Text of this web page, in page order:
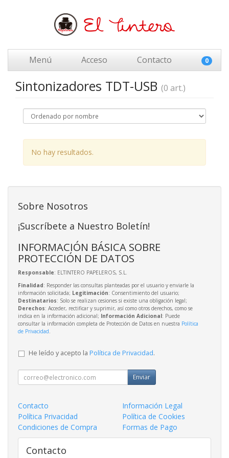
Menú Acceso Contacto 0
Sintonizadores TDT-USB (0 art.)
No hay resultados.
Sobre Nosotros
¡Suscríbete a Nuestro Boletín!
INFORMACIÓN BÁSICA SOBRE
PROTECCIÓN DE DATOS
Responsable: ELTINTERO PAPELEROS, S.L.
Finalidad: Responder las consultas planteadas por el usuario y enviarle la
información solicitada; Legitimación: Consentimiento del usuario;
Destinatarios: Solo se realizan cesiones si existe una obligación legal;
Derechos: Acceder, rectificar y suprimir, así como otros derechos, como se
indica en la información adicional; Información Adicional: Puede
consultar la información completa de Protección de Datos en nuestra Política
de Privacidad.
He leído y acepto la Política de Privacidad.
Enviar
Contacto
Información Legal
Política Privacidad
Política de Cookies
Condiciones de Compra
Formas de Pago
Contacto